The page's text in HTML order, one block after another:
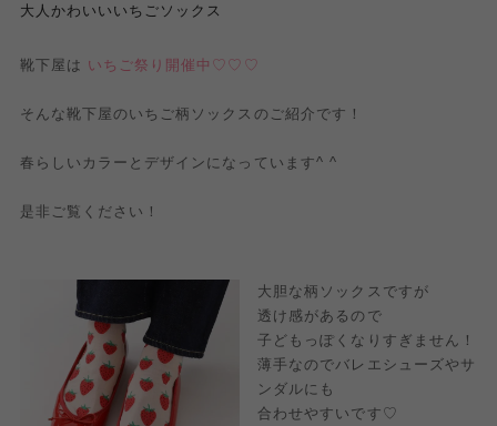
大人かわいいいちごソックス
靴下屋は いちご祭り開催中♡♡♡
そんな靴下屋のいちご柄ソックスのご紹介です！
春らしいカラーとデザインになっています^ ^
是非ご覧ください！
大胆な柄ソックスですが
透け感があるので
子どもっぽくなりすぎません！
薄手なのでバレエシューズやサ
ンダルにも
合わせやすいです♡